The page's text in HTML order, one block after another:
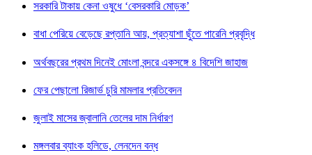
সরকারি টাকায় কেনা ওষুধে ‘বেসরকারি মোড়ক’
বাধা পেরিয়ে বেড়েছে রপ্তানি আয়, প্রত্যাশা ছুঁতে পারেনি প্রবৃদ্ধি
অর্থবছরের প্রথম দিনেই মোংলা বন্দরে একসঙ্গে ৪ বিদেশি জাহাজ
ফের পেছালো রিজার্ভ চুরি মামলার প্রতিবেদন
জুলাই মাসের জ্বালানি তেলের দাম নির্ধারণ
মঙ্গলবার ব্যাংক হলিডে, লেনদেন বন্ধ